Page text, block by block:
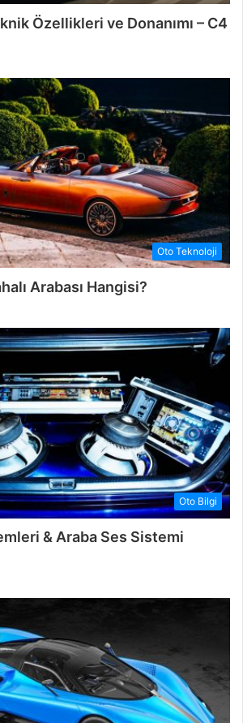
Özellikleri ve Donanımı – C4
Oto Teknoloji
Arabası Hangisi?
Oto Bilgi
& Araba Ses Sistemi